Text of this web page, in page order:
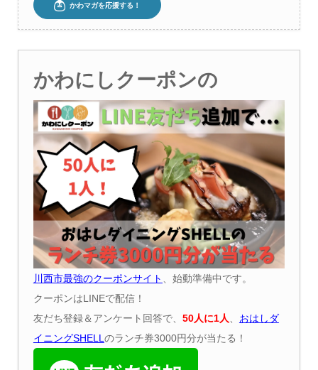
かわにしクーポンの
川西市最強のクーポンサイト
、始動準備中です。
クーポンはLINEで配信！
友だち登録＆アンケート回答で、 50人に1人
おはしダ
イニングSHELL のランチ券3000円分が当たる！